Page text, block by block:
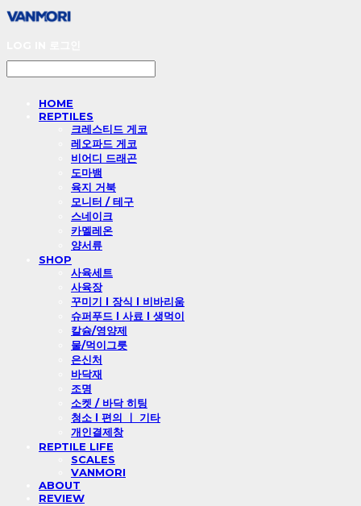
HOME
REPTILES
크레스티드 게코
레오파드 게코
비어디 드래곤
도마뱀
육지 거북
모니터 / 테구
스네이크
카멜레온
양서류
SHOP
사육세트
사육장
꾸미기 l 장식 l 비바리움
슈퍼푸드 l 사료 l 생먹이
칼슘/영양제
물/먹이그릇
은신처
바닥재
조명
소켓 / 바닥 히팅
청소 l 편의 ㅣ 기타
개인결제창
REPTILE LIFE
SCALES
VANMORI
ABOUT
REVIEW